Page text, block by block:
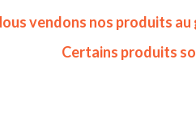
vendons nos produits au
Certains produits